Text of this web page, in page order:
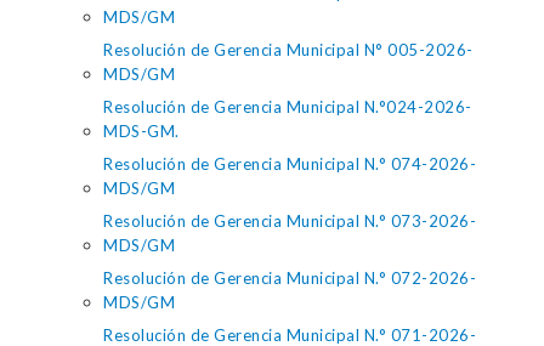
MDS/GM
Resolución de Gerencia Municipal N° 005-2026-
MDS/GM
Resolución de Gerencia Municipal N.°024-2026-
MDS-GM.
Resolución de Gerencia Municipal N.° 074-2026-
MDS/GM
Resolución de Gerencia Municipal N.° 073-2026-
MDS/GM
Resolución de Gerencia Municipal N.° 072-2026-
MDS/GM
Resolución de Gerencia Municipal N.° 071-2026-